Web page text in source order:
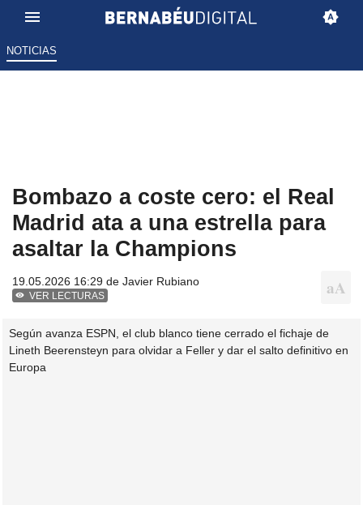
NOTICIAS
Bombazo a coste cero: el Real
Madrid ata a una estrella para
asaltar la Champions
19.05.2026 16:29 de Javier Rubiano
VER LECTURAS
Según avanza ESPN, el club blanco tiene cerrado el fichaje de
Lineth Beerensteyn para olvidar a Feller y dar el salto definitivo en
Europa